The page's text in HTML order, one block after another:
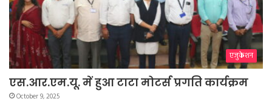
एजुकेशन
एस.आर.एम.यू. में हुआ टाटा मोटर्स प्रगति कार्यक्रम
October 9, 2025